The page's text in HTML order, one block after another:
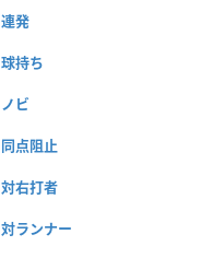
連発
球持ち
ノビ
同点阻止
対右打者
対ランナー